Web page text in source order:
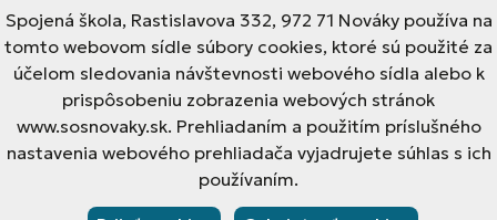
Spojená škola, Rastislavova 332, 972 71 Nováky používa na
tomto webovom sídle súbory cookies, ktoré sú použité za
účelom sledovania návštevnosti webového sídla alebo k
prispôsobeniu zobrazenia webových stránok
www.sosnovaky.sk. Prehliadaním a použitím príslušného
nastavenia webového prehliadača vyjadrujete súhlas s ich
používaním.